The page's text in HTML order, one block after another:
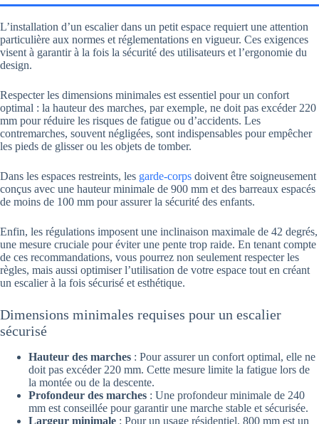
L’installation d’un escalier dans un petit espace requiert une attention
particulière aux normes et réglementations en vigueur. Ces exigences
visent à garantir à la fois la sécurité des utilisateurs et l’ergonomie du
design.
Respecter les dimensions minimales est essentiel pour un confort
optimal : la hauteur des marches, par exemple, ne doit pas excéder 220
mm pour réduire les risques de fatigue ou d’accidents. Les
contremarches, souvent négligées, sont indispensables pour empêcher
les pieds de glisser ou les objets de tomber.
Dans les espaces restreints, les garde-corps doivent être soigneusement
conçus avec une hauteur minimale de 900 mm et des barreaux espacés
de moins de 100 mm pour assurer la sécurité des enfants.
Enfin, les régulations imposent une inclinaison maximale de 42 degrés,
une mesure cruciale pour éviter une pente trop raide. En tenant compte
de ces recommandations, vous pourrez non seulement respecter les
règles, mais aussi optimiser l’utilisation de votre espace tout en créant
un escalier à la fois sécurisé et esthétique.
Dimensions minimales requises pour un escalier
sécurisé
Hauteur des marches : Pour assurer un confort optimal, elle ne
doit pas excéder 220 mm. Cette mesure limite la fatigue lors de
la montée ou de la descente.
Profondeur des marches : Une profondeur minimale de 240
mm est conseillée pour garantir une marche stable et sécurisée.
Largeur minimale : Pour un usage résidentiel, 800 mm est un